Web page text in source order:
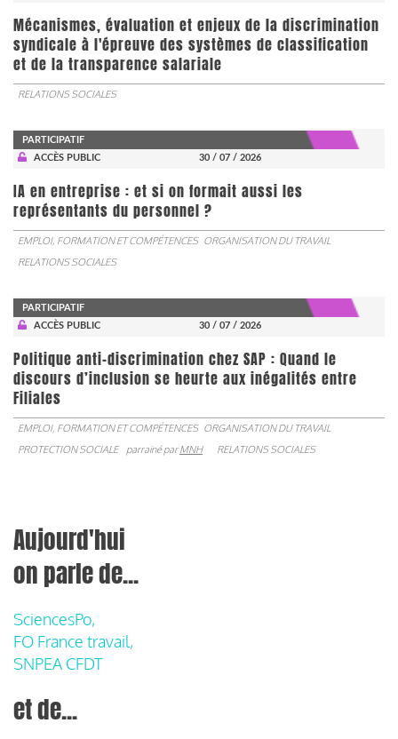
Mécanismes, évaluation et enjeux de la discrimination
syndicale à l'épreuve des systèmes de classification
et de la transparence salariale
RELATIONS SOCIALES
PARTICIPATIF
ACCÈS PUBLIC
30 / 07 / 2026
IA en entreprise : et si on formait aussi les
représentants du personnel ?
EMPLOI, FORMATION ET COMPÉTENCES ORGANISATION DU TRAVAIL
RELATIONS SOCIALES
PARTICIPATIF
ACCÈS PUBLIC
30 / 07 / 2026
Politique anti-discrimination chez SAP : Quand le
discours d’inclusion se heurte aux inégalités entre
Filiales
EMPLOI, FORMATION ET COMPÉTENCES ORGANISATION DU TRAVAIL
PROTECTION SOCIALE
parrainé parMNH RELATIONS SOCIALES
Aujourd'hui
on parle de...
SciencesPo,
FO France travail,
SNPEA CFDT
et de...